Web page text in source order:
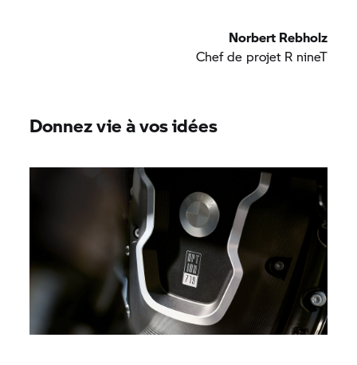
Norbert Rebholz
Chef de projet R nineT
Donnez vie à vos idées